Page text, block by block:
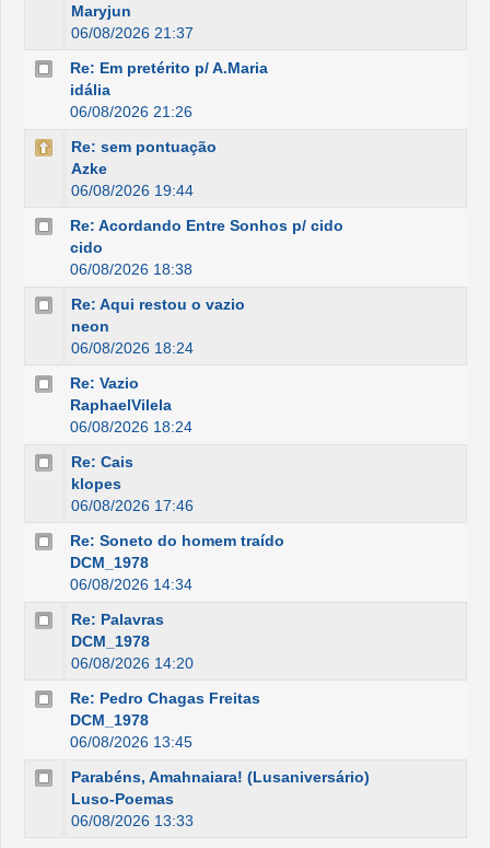
Maryjun
06/08/2026 21:37
Re: Em pretérito p/ A.Maria
idália
06/08/2026 21:26
Re: sem pontuação
Azke
06/08/2026 19:44
Re: Acordando Entre Sonhos p/ cido
cido
06/08/2026 18:38
Re: Aqui restou o vazio
neon
06/08/2026 18:24
Re: Vazio
RaphaelVilela
06/08/2026 18:24
Re: Cais
klopes
06/08/2026 17:46
Re: Soneto do homem traído
DCM_1978
06/08/2026 14:34
Re: Palavras
DCM_1978
06/08/2026 14:20
Re: Pedro Chagas Freitas
DCM_1978
06/08/2026 13:45
Parabéns, Amahnaiara! (Lusaniversário)
Luso-Poemas
06/08/2026 13:33